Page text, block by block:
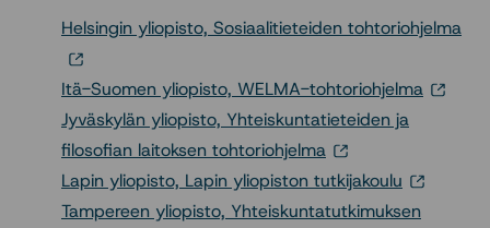
Helsingin yliopisto, Sosiaalitieteiden tohtoriohjelma
Itä-Suomen yliopisto, WELMA-tohtoriohjelma
Jyväskylän yliopisto, Yhteiskuntatieteiden ja
filosofian laitoksen tohtoriohjelma
Lapin yliopisto, Lapin yliopiston tutkijakoulu
Tampereen yliopisto, Yhteiskuntatutkimuksen